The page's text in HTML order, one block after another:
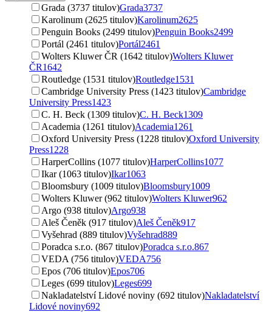
Grada (3737 titulov)Grada3737
Karolinum (2625 titulov)Karolinum2625
Penguin Books (2499 titulov)Penguin Books2499
Portál (2461 titulov)Portál2461
Wolters Kluwer ČR (1642 titulov)Wolters Kluwer
ČR1642
Routledge (1531 titulov)Routledge1531
Cambridge University Press (1423 titulov)Cambridge
University Press1423
C. H. Beck (1309 titulov)C. H. Beck1309
Academia (1261 titulov)Academia1261
Oxford University Press (1228 titulov)Oxford University
Press1228
HarperCollins (1077 titulov)HarperCollins1077
Ikar (1063 titulov)Ikar1063
Bloomsbury (1009 titulov)Bloomsbury1009
Wolters Kluwer (962 titulov)Wolters Kluwer962
Argo (938 titulov)Argo938
Aleš Čeněk (917 titulov)Aleš Čeněk917
Vyšehrad (889 titulov)Vyšehrad889
Poradca s.r.o. (867 titulov)Poradca s.r.o.867
VEDA (756 titulov)VEDA756
Epos (706 titulov)Epos706
Leges (699 titulov)Leges699
Nakladatelství Lidové noviny (692 titulov)Nakladatelství
Lidové noviny692